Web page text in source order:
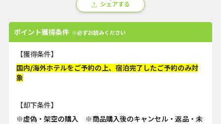
シェアする
ポイント獲得条件 ※必ずお読みください
【獲得条件】
国内/海外ホテルをご予約の上、宿泊完了したご予約のみ対
象
【却下条件】
※虚偽・架空の購入 ※商品購入後のキャンセル・返品・未